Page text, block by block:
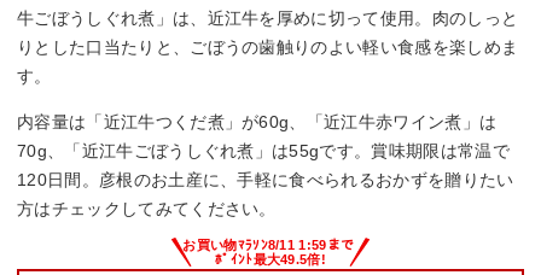
牛ごぼうしぐれ煮」は、近江牛を厚めに切って使用。肉のしっと
りとした口当たりと、ごぼうの歯触りのよい軽い食感を楽しめま
す。
内容量は「近江牛つくだ煮」が60g、「近江牛赤ワイン煮」は
70g、「近江牛ごぼうしぐれ煮」は55gです。賞味期限は常温で
120日間。彦根のお土産に、手軽に食べられるおかずを贈りたい
方はチェックしてみてください。